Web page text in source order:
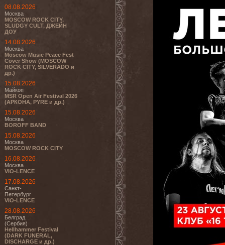
08.08.2026
Москва
MOSCOW ROCK CITY,
SLUDGY CULT, ДЖЕЙН
ДОУ
14.08.2026
Москва
Moscow Music Peace Fest
Cover Show (MOSCOW
ROCK CITY, SILVERADO и
др.)
15.08.2026
Майкоп
MSR Open Air Festival 2026
(АРКОНА, PYRE и др.)
15.08.2026
Москва
BOROFF BAND
15.08.2026
Москва
MOSCOW ROCK CITY
16.08.2026
Москва
VIO-LENCE
17.08.2026
Санкт-
Петербург
VIO-LENCE
28.08.2026
Белград
(Сербия)
Hellhammer Festival
(DARK FUNERAL,
DISCHARGE и др.)